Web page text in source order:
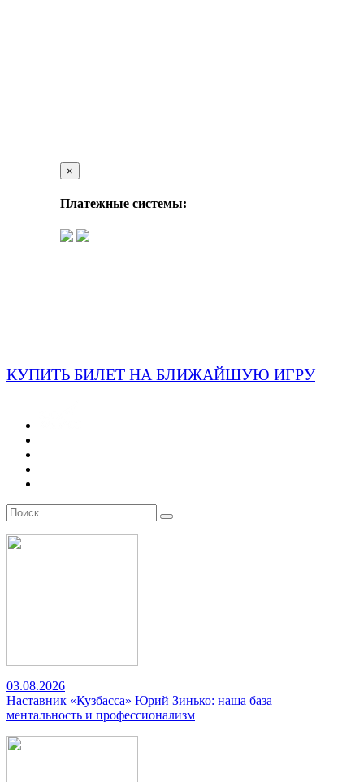
×
Платежные системы:
КУПИТЬ БИЛЕТ НА БЛИЖАЙШУЮ ИГРУ
03.08.2026
Наставник «Кузбасса» Юрий Зинько: наша база –
ментальность и профессионализм